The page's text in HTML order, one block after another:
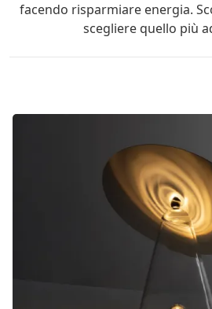
facendo risparmiare energia.
scegliere quello più